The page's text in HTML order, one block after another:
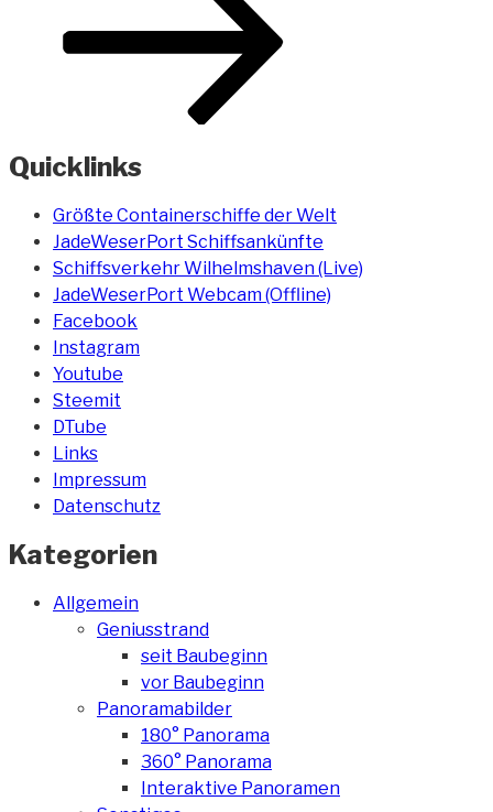
Quicklinks
Größte Containerschiffe der Welt
JadeWeserPort Schiffsankünfte
Schiffsverkehr Wilhelmshaven (Live)
JadeWeserPort Webcam (Offline)
Facebook
Instagram
Youtube
Steemit
DTube
Links
Impressum
Datenschutz
Kategorien
Allgemein
Geniusstrand
seit Baubeginn
vor Baubeginn
Panoramabilder
180° Panorama
360° Panorama
Interaktive Panoramen